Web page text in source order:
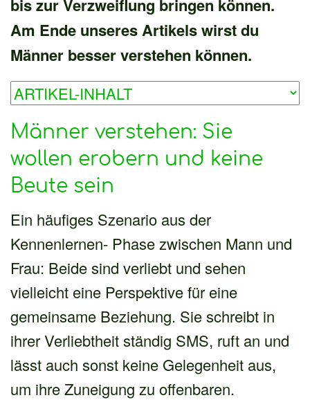
bis zur Verzweiflung bringen können.
Am Ende unseres Artikels wirst du
Männer besser verstehen können.
Männer verstehen: Sie
wollen erobern und keine
Beute sein
Ein häufiges Szenario aus der
Kennenlernen- Phase zwischen Mann und
Frau: Beide sind verliebt und sehen
vielleicht eine Perspektive für eine
gemeinsame Beziehung. Sie schreibt in
ihrer Verliebtheit ständig SMS, ruft an und
lässt auch sonst keine Gelegenheit aus,
um ihre Zuneigung zu offenbaren.